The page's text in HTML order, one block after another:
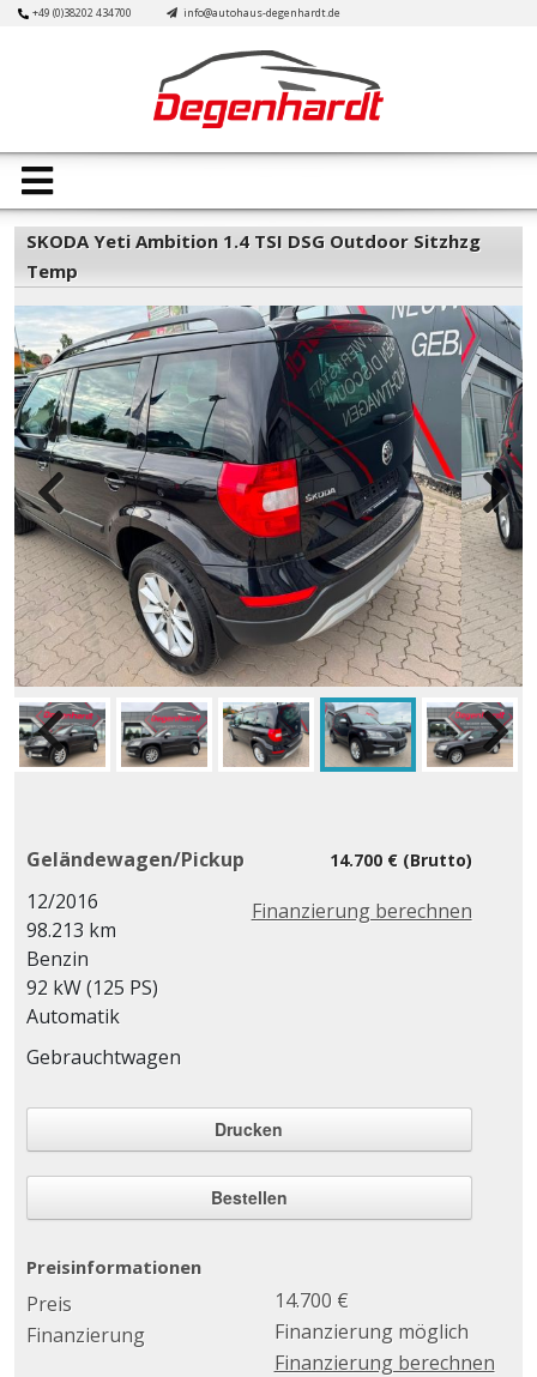
Skip+49 (0)38202 434700 info@autohaus-degenhardt.de
Open
Button
SKODA Yeti Ambition 1.4 TSI DSG Outdoor Sitzhzg
Temp
14.700 € (Brutto)
Finanzierung berechnen
Geländewagen/Pickup
12/2016
98.213 km
Benzin
92 kW (125 PS)
Automatik
Gebrauchtwagen
Drucken
Bestellen
Preisinformationen
Preis
14.700 €
Finanzierung
Finanzierung möglich
Finanzierung berechnen